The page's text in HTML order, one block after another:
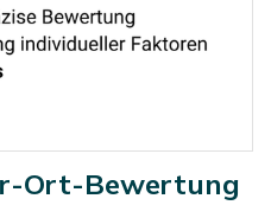
Ort-Bewertung